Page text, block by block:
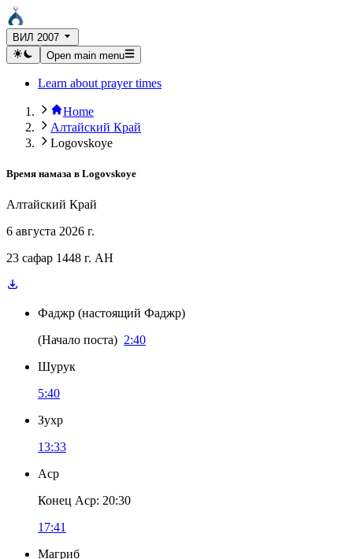
ВИЛ 2007
Open main menu
Learn about prayer times
Home
Алтайский Край
Logovskoye
Время намаза в Logovskoye
Алтайский Край
6 августа 2026 г.
23 сафар 1448 г. AH
Фаджр (настоящий Фаджр)
(Начало поста) 2:40
Шурук
5:40
Зухр
13:33
Аср
Конец Аср: 20:30
17:41
Магриб